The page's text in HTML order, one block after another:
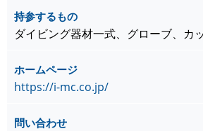
持参するもの
ダイビング器材一式、グローブ、カ
ホームページ
https://i-mc.co.jp/
問い合わせ